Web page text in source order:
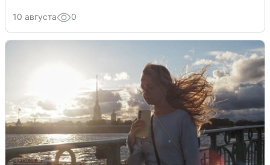
10 августа 0